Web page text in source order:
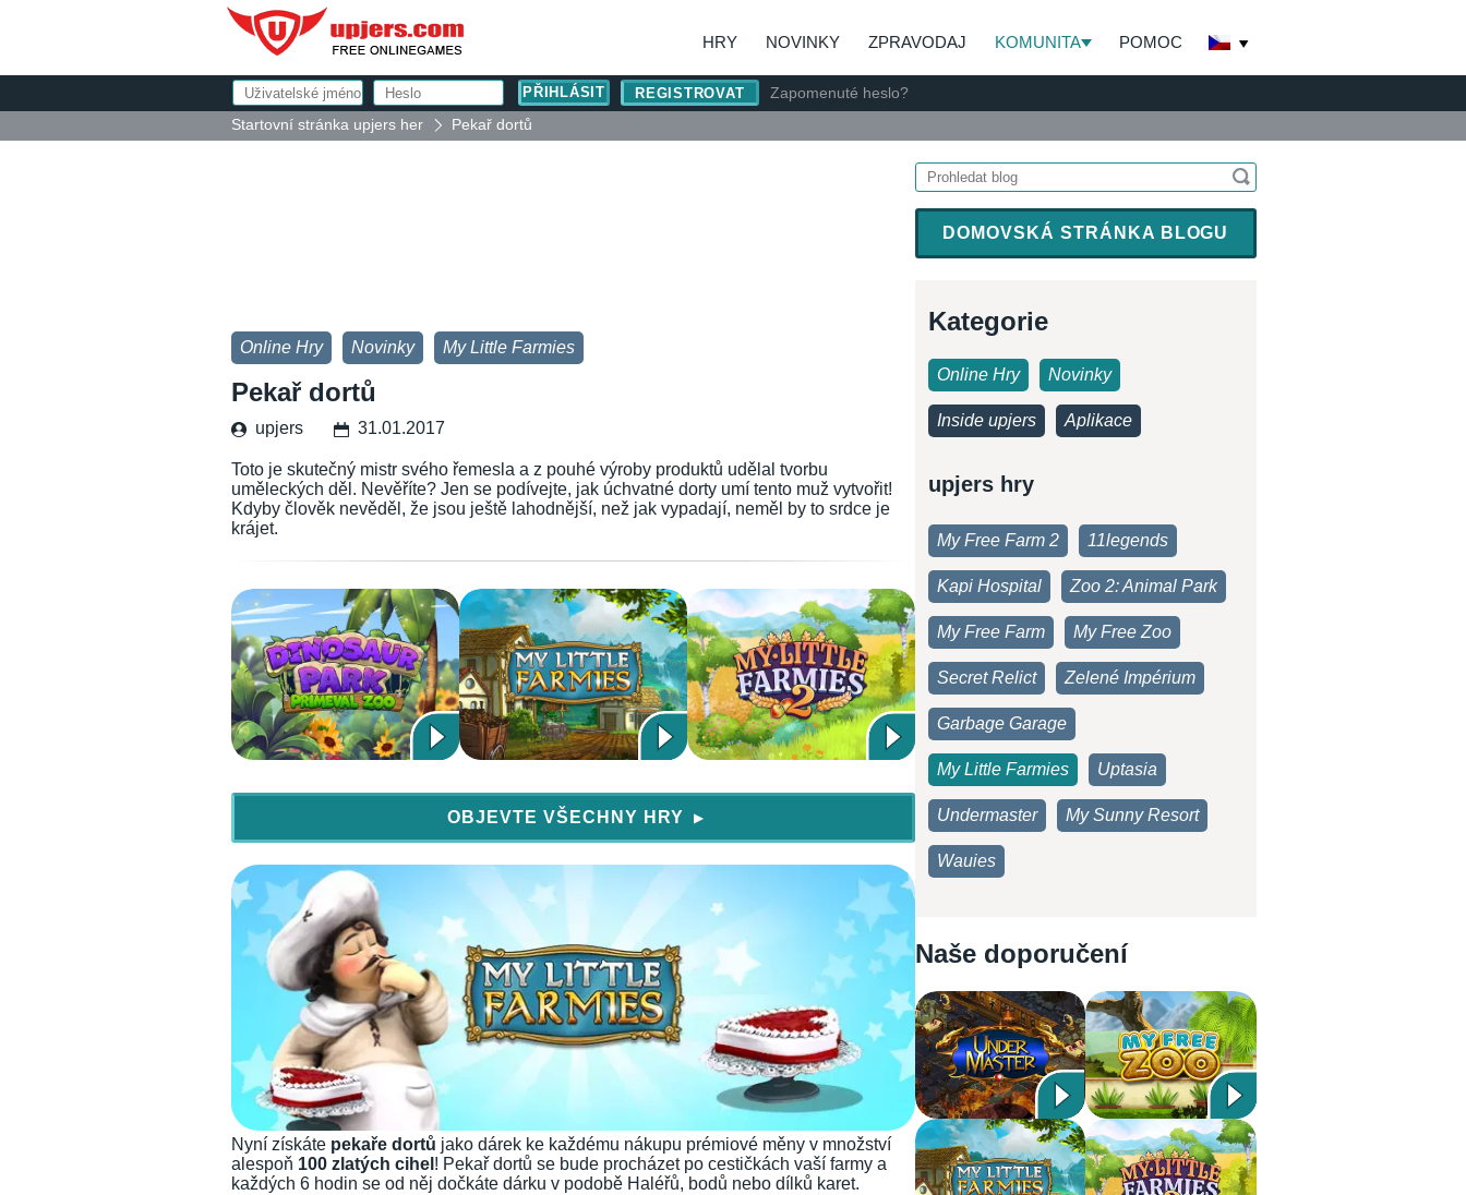
HRY NOVINKY ZPRAVODAJ KOMUNITA POMOC
REGISTROVAT
Zapomenuté heslo?
Startovní stránka upjers her
Pekař dortů
Online Hry Novinky My Little Farmies
Pekař dortů
upjers 31.01.2017
Toto je skutečný mistr svého řemesla a z pouhé výroby produktů udělal tvorbu
uměleckých děl. Nevěříte? Jen se podívejte, jak úchvatné dorty umí tento muž vytvořit!
Kdyby člověk nevěděl, že jsou ještě lahodnější, než jak vypadají, neměl by to srdce je
krájet.
OBJEVTE VŠECHNY HRY ▶
Nyní získáte pekaře dortů jako dárek ke každému nákupu prémiové měny v množství
alespoň 100 zlatých cihel ! Pekař dortů se bude procházet po cestičkách vaší farmy a
každých 6 hodin se od něj dočkáte dárku v podobě Haléřů, bodů nebo dílků karet.
DOMOVSKÁ STRÁNKA BLOGU
Kategorie
Online Hry Novinky
Inside upjers Aplikace
upjers hry
My Free Farm 2 11legends
Kapi Hospital Zoo 2: Animal Park
My Free Farm My Free Zoo
Secret Relict Zelené Impérium
Garbage Garage
My Little Farmies Uptasia
Undermaster My Sunny Resort
Wauies
Naše doporučení